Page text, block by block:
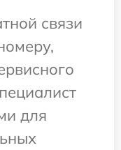
связи
для